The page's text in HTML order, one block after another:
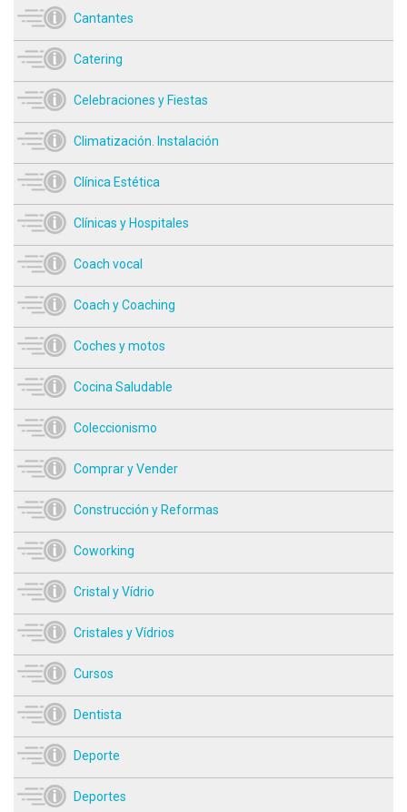
Cantantes
Catering
Celebraciones y Fiestas
Climatización. Instalación
Clínica Estética
Clínicas y Hospitales
Coach vocal
Coach y Coaching
Coches y motos
Cocina Saludable
Coleccionismo
Comprar y Vender
Construcción y Reformas
Coworking
Cristal y Vídrio
Cristales y Vídrios
Cursos
Dentista
Deporte
Deportes